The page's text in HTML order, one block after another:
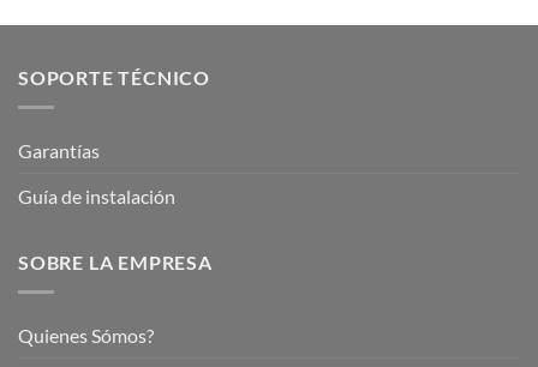
SOPORTE TÉCNICO
Garantías
Guía de instalación
SOBRE LA EMPRESA
Quienes Sómos?